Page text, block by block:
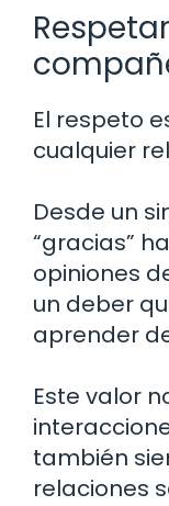
El respeto
cualquier
Desde un
“gracias”
opiniones
un deber
aprender
Este valor
también
relaciones